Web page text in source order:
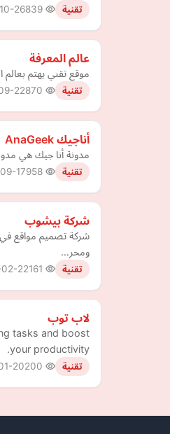
تقنية 26
عالم المعرفة
موقع تقني يهتم بعالم
تقنية 22
مدونة أنا جيك هي
تقنية 17
شركة بيشوب
شركة تصميم مواقع في
ومحر…
تقنية 22
لاب توب
tasks and boost
your productivity.
تقنية 20